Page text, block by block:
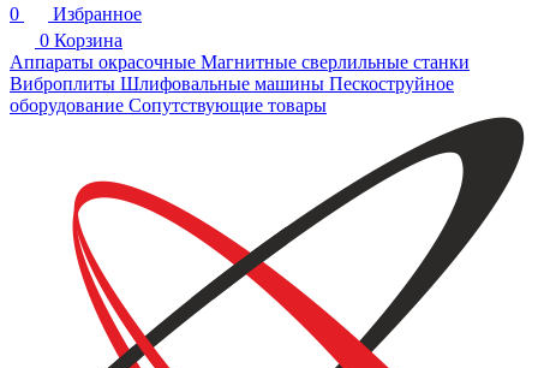
0
Избранное
0 Корзина
Аппараты окрасочные Магнитные сверлильные станки
Виброплиты Шлифовальные машины Пескоструйное
оборудование Сопутствующие товары